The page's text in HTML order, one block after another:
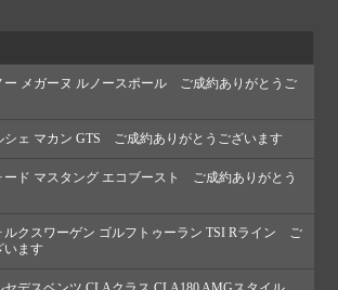
メガーヌ ルノースポール ご成約ありがとうご
ェ マカン GTS ご成約ありがとうございます
ド マスタング エコブースト ご成約ありがとう
クスワーゲン ゴルフトゥーラン TSI Rライン ご
います